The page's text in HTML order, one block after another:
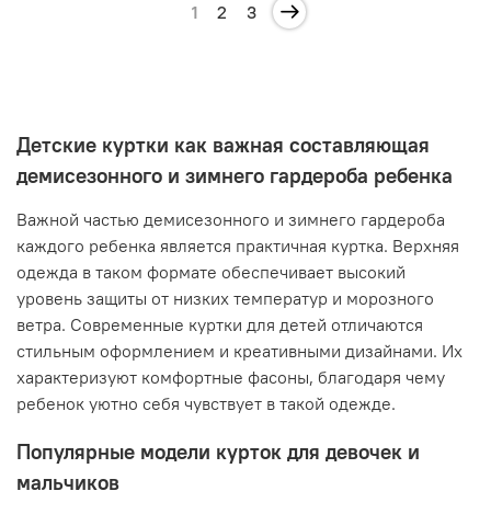
1 2 3
Детские куртки как важная составляющая
демисезонного и зимнего гардероба ребенка
Важной частью демисезонного и зимнего гардероба
каждого ребенка является практичная куртка. Верхняя
одежда в таком формате обеспечивает высокий
уровень защиты от низких температур и морозного
ветра. Современные куртки для детей отличаются
стильным оформлением и креативными дизайнами. Их
характеризуют комфортные фасоны, благодаря чему
ребенок уютно себя чувствует в такой одежде.
Популярные модели курток для девочек и
мальчиков